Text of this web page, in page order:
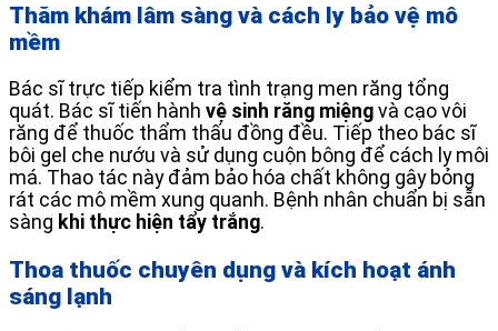
Thăm khám lâm sàng và cách ly bảo vệ mô
mềm
Bác sĩ trực tiếp kiểm tra tình trạng men răng tổng
quát. Bác sĩ tiến hành vệ sinh răng miệng và cạo vôi
răng để thuốc thẩm thấu đồng đều. Tiếp theo bác sĩ
bôi gel che nướu và sử dụng cuộn bông để cách ly môi
má. Thao tác này đảm bảo hóa chất không gây bỏng
rát các mô mềm xung quanh. Bệnh nhân chuẩn bị sẵn
sàng khi thực hiện tẩy trắng.
Thoa thuốc chuyên dụng và kích hoạt ánh
sáng lạnh